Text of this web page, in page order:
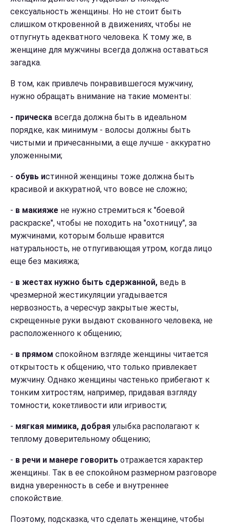
сексуальность женщины. Но не стоит быть
слишком откровенной в движениях, чтобы не
отпугнуть адекватного человека. К тому же, в
женщине для мужчины всегда должна оставаться
загадка.
В том, как привлечь понравившегося мужчину,
нужно обращать внимание на такие моменты:
- прическа всегда должна быть в идеальном
порядке, как минимум - волосы должны быть
чистыми и причесанными, а еще лучше - аккуратно
уложенными;
- обувь истинной женщины тоже должна быть
красивой и аккуратной, что вовсе не сложно;
- в макияже не нужно стремиться к "боевой
раскраске", чтобы не походить на "охотницу", за
мужчинами, которым больше нравится
натуральность, не отпугивающая утром, когда лицо
еще без макияжа;
- в жестах нужно быть сдержанной, ведь в
чрезмерной жестикуляции угадывается
нервозность, а чересчур закрытые жесты,
скрещенные руки выдают скованного человека, не
расположенного к общению;
- в прямом спокойном взгляде женщины читается
открытость к общению, что только привлекает
мужчину. Однако женщины частенько прибегают к
тонким хитростям, например, придавая взгляду
томности, кокетливости или игривости;
- мягкая мимика, добрая улыбка располагают к
теплому доверительному общению;
- в речи и манере говорить отражается характер
женщины. Так в ее спокойном размерном разговоре
видна уверенность в себе и внутреннее
спокойствие.
Поэтому, подсказка, что сделать женщине, чтобы